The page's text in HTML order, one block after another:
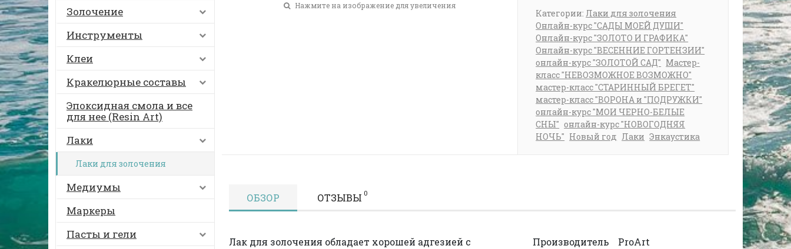
Золочение
Инструменты
Клеи
Кракелюрные составы
Эпоксидная смола и все
для нее (Resin Art)
Лаки
Лаки для золочения
Медиумы
Маркеры
Пасты и гели
Нажмите на изображение для увеличения
Категории: Лаки для золочения
Онлайн-курс "САДЫ МОЕЙ ДУШИ"
Онлайн-курс "ЗОЛОТО И ГРАФИКА"
Онлайн-курс "ВЕСЕННИЕ ГОРТЕНЗИИ"
онлайн-курс "ЗОЛОТОЙ САД" Мастер-
класс "НЕВОЗМОЖНОЕ ВОЗМОЖНО"
мастер-класс "СТАРИННЫЙ БРЕГЕТ"
мастер-класс "ВОРОНА и "ПОДРУЖКИ"
онлайн-курс "МОИ ЧЕРНО-БЕЛЫЕ
СНЫ" онлайн-курс "НОВОГОДНЯЯ
НОЧЬ" Новый год Лаки Энкаустика
ОБЗОР ОТЗЫВЫ 0
Лак для золочения обладает хорошей адгезией с
Производитель
ProArt